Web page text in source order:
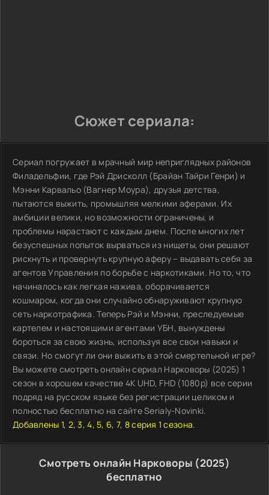
Сюжет сериала:
Сериал погружает в мрачный мир неприглядных районов
Филадельфии, где Рэй Дрисколл (Брайан Тайри Генри) и
Мэнни Карвальо (Вагнер Моура), друзья детства,
пытаются выжить, промышляя мелкими аферами. Их
амбиции велики, но возможности ограничены, и
проблемы нарастают с каждым днем. После многих лет
безуспешных попыток вырваться из нищеты, они решают
рискнуть и провернуть крупную аферу – выдавать себя за
агентов Управления по борьбе с наркотиками. Но то, что
начиналось как легкая нажива, оборачивается
кошмаром, когда они случайно обнаруживают крупную
сеть наркотрафика. Теперь Рэй и Мэнни, преследуемые
картелем и настоящими агентами УБН, вынуждены
бороться за свою жизнь, используя все свои навыки и
связи. Но смогут ли они выжить в этой смертельной игре?
Вы можете смотреть онлайн сериал Нарковоры (2025) 1
сезон в хорошем качестве 4K UHD, FHD (1080p) все серии
подряд на русском языке без регистрации целиком и
полностью бесплатно на сайте Serialy-Novinki.
Добавлены 1, 2, 3, 4, 5, 6, 7, 8 серия 1 сезона.
Смотреть онлайн Нарковоры (2025)
бесплатно